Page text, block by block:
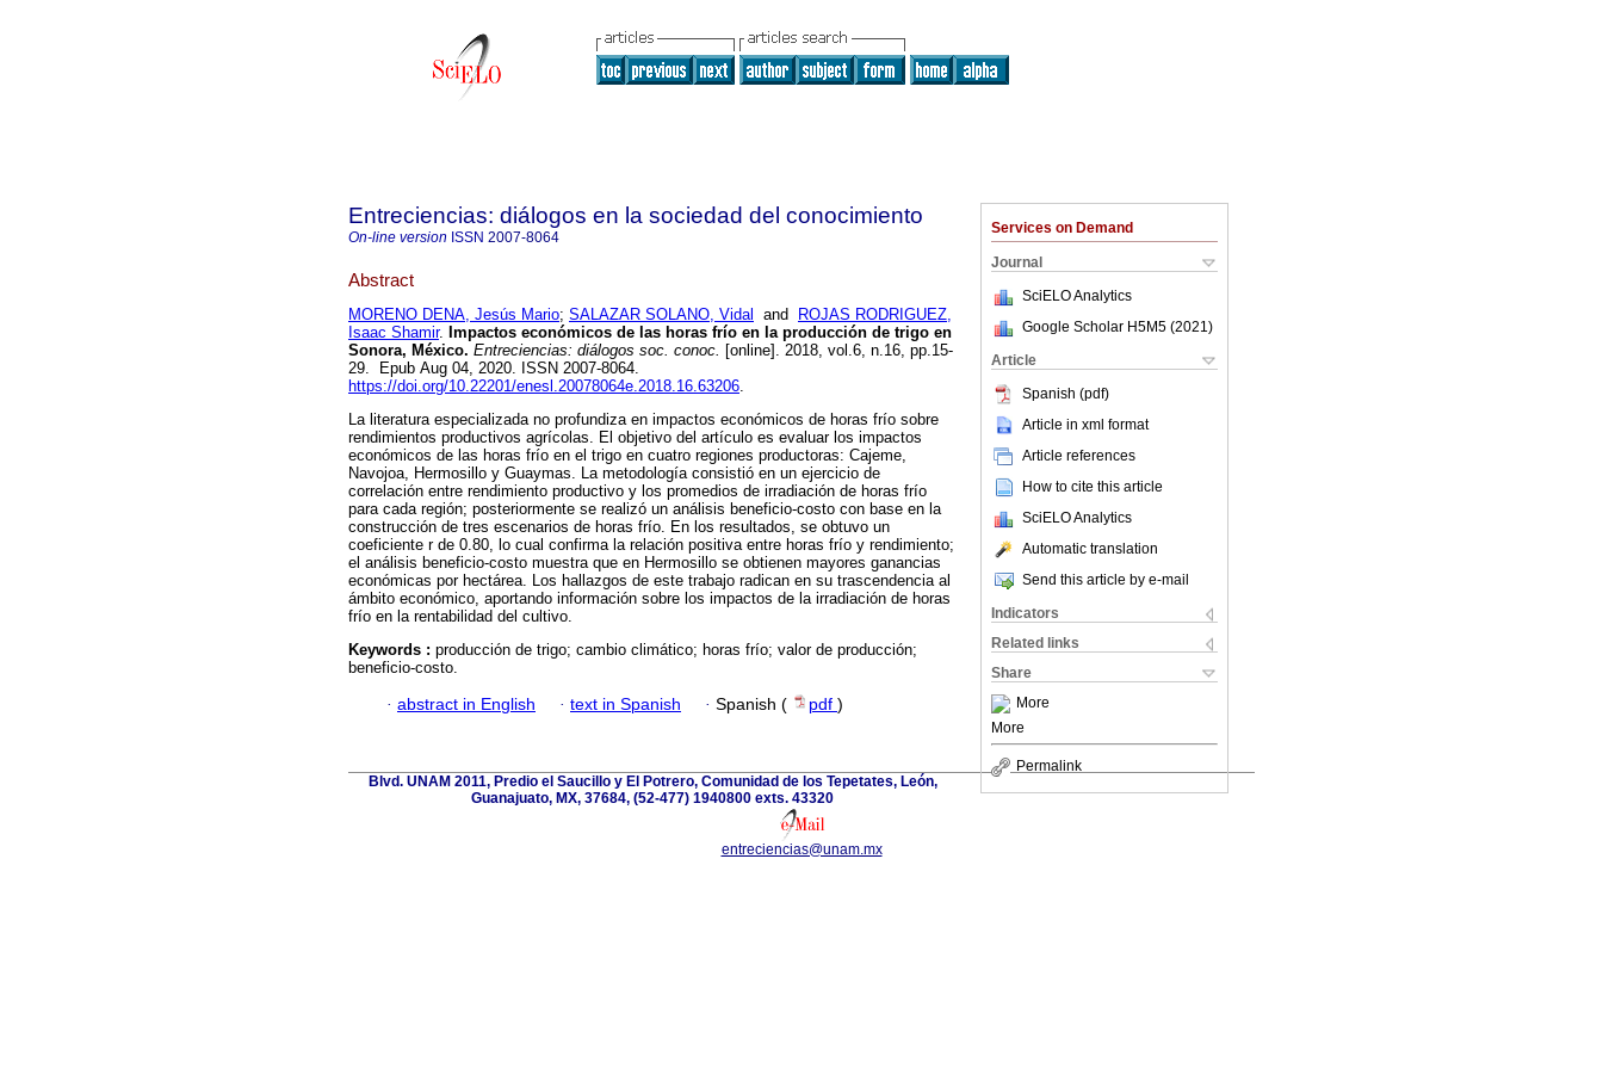
Services on Demand
Journal
SciELO Analytics
Google Scholar H5M5 (2021 )
Article
Spanish (pdf)
Article in xml format
Article references
How to cite this article
SciELO Analytics
Automatic translation
Send this article by e-mail
Indicators
Related links
Share
More
More
Permalink
Entreciencias: diálogos en la sociedad del conocimiento
On-line version ISSN 2007-8064
Abstract
MORENO DENA, Jesús Mario; SALAZAR SOLANO, Vidal and
ROJAS RODRIGUEZ,
Isaac Shamir. Impactos económicos de las horas frío en la producción de trigo en
Sonora, México. Entreciencias: diálogos soc. conoc. [online]. 2018, vol.6, n.16, pp.15-
29. Epub Aug 04, 2020. ISSN 2007-8064.
https://doi.org/10.22201/enesl.20078064e.2018.16.63206.
La literatura especializada no profundiza en impactos económicos de horas frío sobre
rendimientos productivos agrícolas. El objetivo del artículo es evaluar los impactos
económicos de las horas frío en el trigo en cuatro regiones productoras: Cajeme,
Navojoa, Hermosillo y Guaymas. La metodología consistió en un ejercicio de
correlación entre rendimiento productivo y los promedios de irradiación de horas frío
para cada región; posteriormente se realizó un análisis beneficio-costo con base en la
construcción de tres escenarios de horas frío. En los resultados, se obtuvo un
coeficiente r de 0.80, lo cual confirma la relación positiva entre horas frío y rendimiento;
el análisis beneficio-costo muestra que en Hermosillo se obtienen mayores ganancias
económicas por hectárea. Los hallazgos de este trabajo radican en su trascendencia al
ámbito económico, aportando información sobre los impactos de la irradiación de horas
frío en la rentabilidad del cultivo.
Keywords : producción de trigo; cambio climático; horas frío; valor de producción;
beneficio-costo.
· abstract in English · text in Spanish · Spanish ( pdf )
Blvd. UNAM 2011, Predio el Saucillo y El Potrero, Comunidad de los Tepetates, León,
Guanajuato, MX, 37684, (52-477) 1940800 exts. 43320
entreciencias@unam.mx